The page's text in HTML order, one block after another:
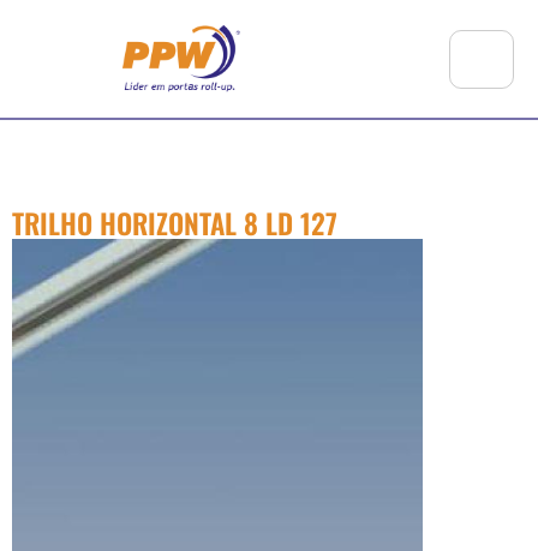
TRILHO HORIZONTAL 8 LD 127